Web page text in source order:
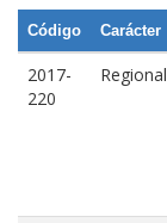
Código Carácter
2017-
220
Regional